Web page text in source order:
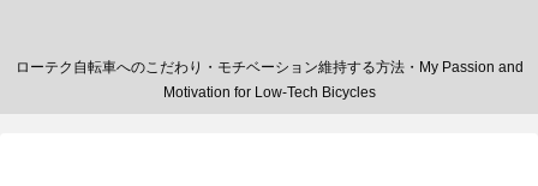
ローテク自転車へのこだわり・モチベーション維持する方法・My Passion and
Motivation for Low-Tech Bicycles